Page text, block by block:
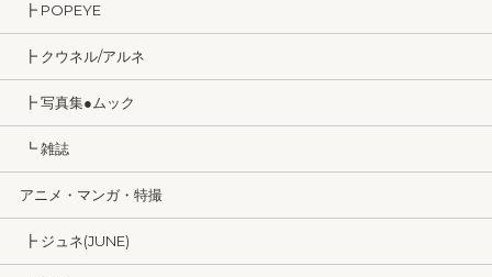
┣ POPEYE
┣ クウネル/アルネ
┣ 写真集●ムック
┗ 雑誌
アニメ・マンガ・特撮
┣ ジュネ(JUNE)